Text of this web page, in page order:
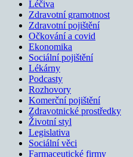
Léčiva
Zdravotní gramotnost
Zdravotní pojištění
Očkování a covid
Ekonomika
Sociální pojištění
Lékárny
Podcasty
Rozhovory
Komerční pojištění
Zdravotnické prostředky
Životní styl
Legislativa
Sociální věci
Farmaceutické firmy